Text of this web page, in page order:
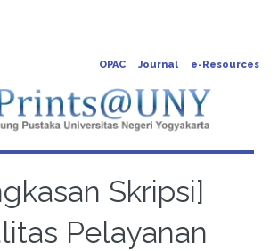
OPAC Journal e-Resources
Skripsi]
Pelayanan